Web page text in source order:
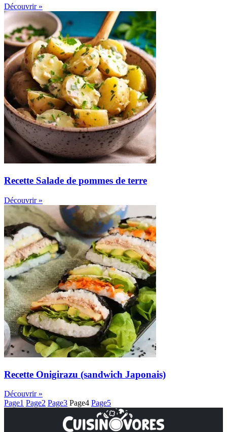
Découvrir »
Recette Salade de pommes de terre
Découvrir »
Recette Onigirazu (sandwich Japonais)
Découvrir »
Page1 Page2 Page3 Page4 Page5